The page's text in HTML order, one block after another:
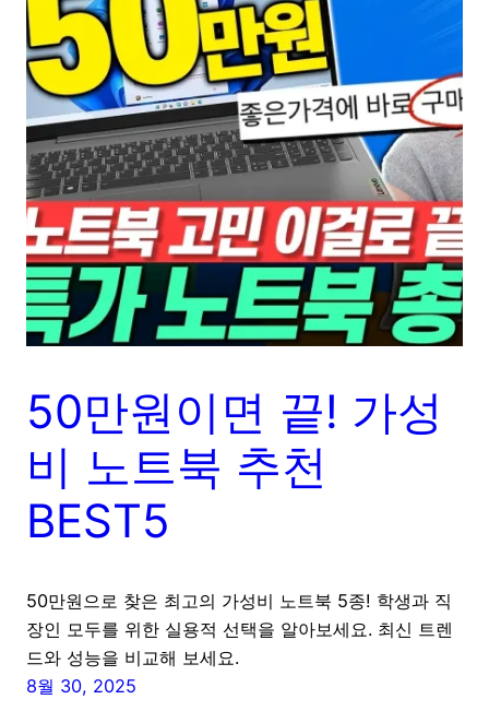
50만원이면 끝! 가성
비 노트북 추천
BEST5
50만원으로 찾은 최고의 가성비 노트북 5종! 학생과 직
장인 모두를 위한 실용적 선택을 알아보세요. 최신 트렌
드와 성능을 비교해 보세요.
8월 30, 2025